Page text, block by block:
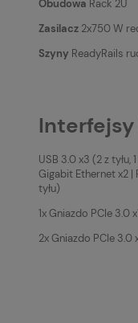
Obudowa Rack 2U
Zasilacz 2x750 W
Szyny ReadyRails
USB 3.0 x3 (2 z tyłu,
Gigabit Ethernet x2 |
tyłu)
1x Gniazdo PCIe 3.0
2x Gniazdo PCIe